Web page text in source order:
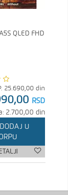
QLED FHD
25.690,00 din
RSD
2.700,00 din
DODAJ U